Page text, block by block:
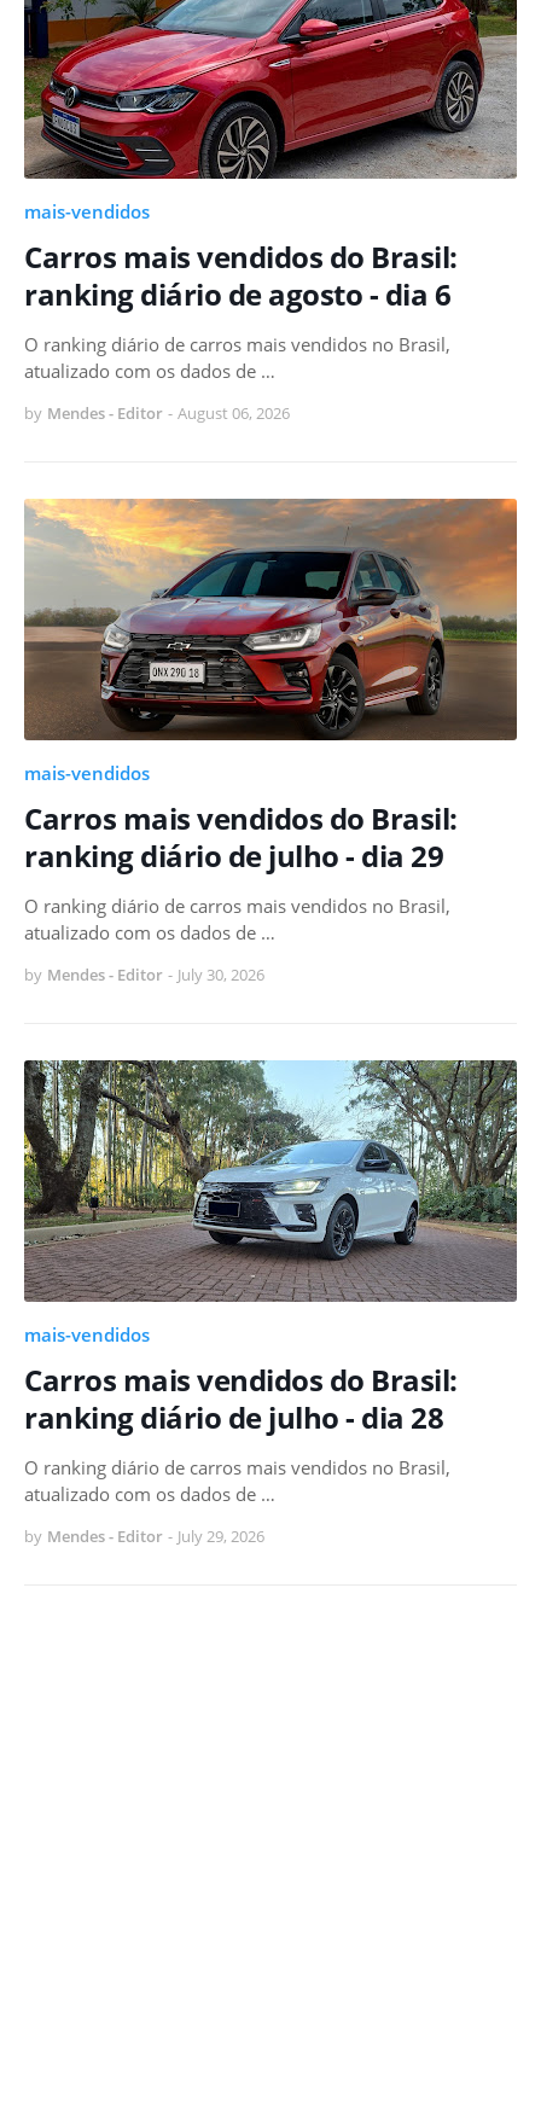
mais-vendidos
Carros mais vendidos do Brasil:
ranking diário de agosto - dia 6
O ranking diário de carros mais vendidos no Brasil,
atualizado com os dados de …
by Mendes - Editor - August 06, 2026
mais-vendidos
Carros mais vendidos do Brasil:
ranking diário de julho - dia 29
O ranking diário de carros mais vendidos no Brasil,
atualizado com os dados de …
by Mendes - Editor - July 30, 2026
mais-vendidos
Carros mais vendidos do Brasil:
ranking diário de julho - dia 28
O ranking diário de carros mais vendidos no Brasil,
atualizado com os dados de …
by Mendes - Editor - July 29, 2026